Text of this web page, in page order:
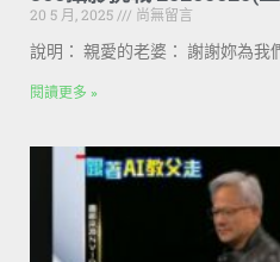
20 5 月, 2025
尚無留言
說明： 親愛的老婆： 謝謝妳為我
閱讀更多 »